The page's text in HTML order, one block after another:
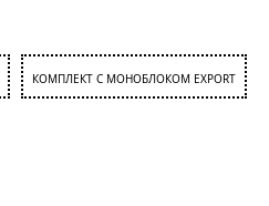
КОМПЛЕКТ С МОНОБЛОКОМ EXPORT